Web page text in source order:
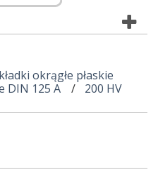
okrągłe płaskie
DIN 125 A
200 HV